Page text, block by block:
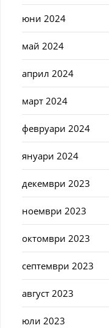
юни 2024
май 2024
април 2024
март 2024
февруари 2024
януари 2024
декември 2023
ноември 2023
октомври 2023
септември 2023
август 2023
юли 2023